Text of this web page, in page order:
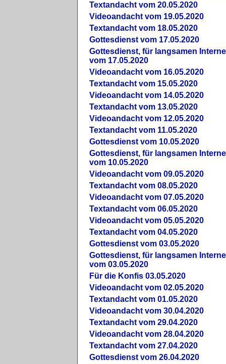
Textandacht vom 20.05.2020
Videoandacht vom 19.05.2020
Textandacht vom 18.05.2020
Gottesdienst vom 17.05.2020
Gottesdienst, für langsamen
vom 17.05.2020
Videoandacht vom 16.05.2020
Textandacht vom 15.05.2020
Videoandacht vom 14.05.2020
Textandacht vom 13.05.2020
Videoandacht vom 12.05.2020
Textandacht vom 11.05.2020
Gottesdienst vom 10.05.2020
Gottesdienst, für langsamen
vom 10.05.2020
Videoandacht vom 09.05.2020
Textandacht vom 08.05.2020
Videoandacht vom 07.05.2020
Textandacht vom 06.05.2020
Videoandacht vom 05.05.2020
Textandacht vom 04.05.2020
Gottesdienst vom 03.05.2020
Gottesdienst, für langsamen
vom 03.05.2020
Für die Konfis 03.05.2020
Videoandacht vom 02.05.2020
Textandacht vom 01.05.2020
Videoandacht vom 30.04.2020
Textandacht vom 29.04.2020
Videoandacht vom 28.04.2020
Textandacht vom 27.04.2020
Gottesdienst vom 26.04.2020